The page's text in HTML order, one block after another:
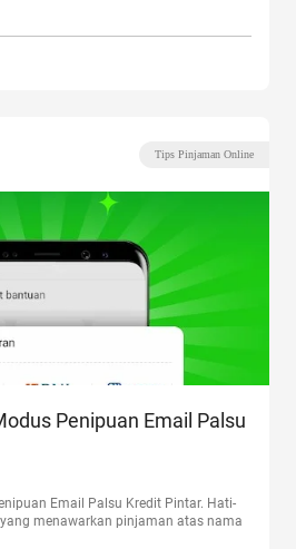
Tips Pinjaman Online
Penipuan Email Palsu
Email Palsu Kredit Pintar. Hati-
menawarkan pinjaman atas nama